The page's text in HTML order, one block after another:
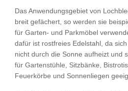
Das Anwendungsgebiet von
breit gefächert, so werden sie
für Garten- und Parkmöbel
dafür ist rostfreies Edelstahl, da
nicht durch die Sonne aufheizt und
für Gartenstühle, Sitzbänke,
Feuerkörbe und Sonnenliegen